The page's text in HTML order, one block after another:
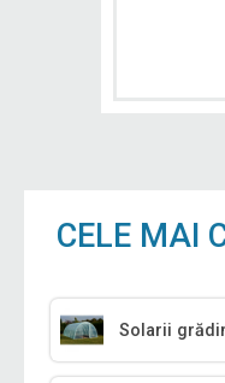
CELE MAI
Solarii